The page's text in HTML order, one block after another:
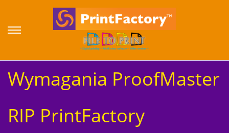
S
k
i
p
t
a
S
k
i
p
t
o
Wymagania ProofMaster
RIP PrintFactory